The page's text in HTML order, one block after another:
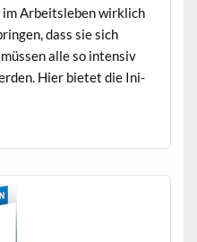
Arbeit­sleben wirk­lich
dass sie sich
alle so inten­siv
Hier bietet die Ini­